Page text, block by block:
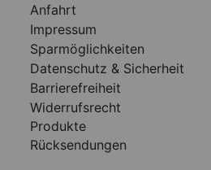
Anfahrt
Impressum
Sparmöglichkeiten
Datenschutz & Sicherheit
Barrierefreiheit
Widerrufsrecht
Produkte
Rücksendungen